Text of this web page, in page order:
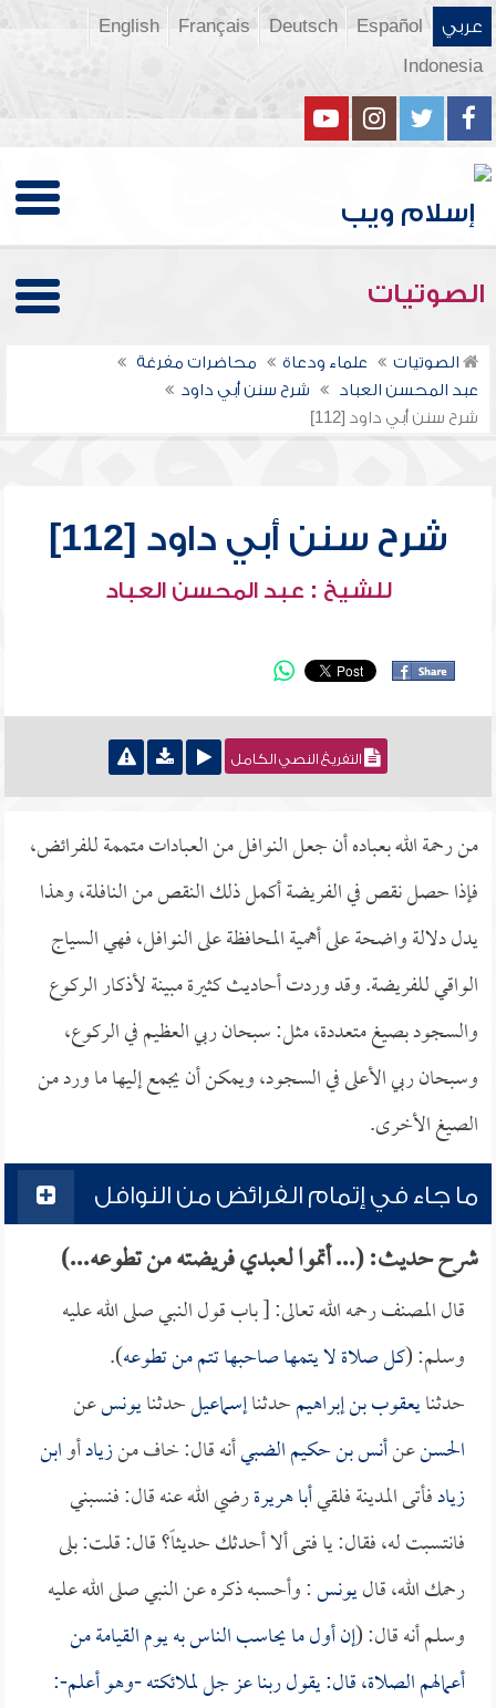
عربي Español
Deutsch
Français
English
Indonesia
الصوتيات
الصوتيات علماء ودعاة
محاضرات مفرغة
عبد المحسن العباد
شرح سنن أبي داود
شرح سنن أبي داود [112]
شرح سنن أبي داود [112]
للشيخ : عبد المحسن العباد
التفريغ النصي الكامل
من رحمة الله بعباده أن جعل النوافل من العبادات متممة للفرائض،
فإذا حصل نقص في الفريضة أكمل ذلك النقص من النافلة، وهذا
يدل دلالة واضحة على أهمية المحافظة على النوافل، فهي السياج
الواقي للفريضة. وقد وردت أحاديث كثيرة مبينة لأذكار الركوع
والسجود بصيغ متعددة، مثل: سبحان ربي العظيم في الركوع،
وسبحان ربي الأعلى في السجود، ويمكن أن يجمع إليها ما ورد من
الصيغ الأخرى.
ما جاء في إتمام الفرائض من النوافل
شرح حديث: (... أتموا لعبدي فريضته من تطوعه...)
قال المصنف رحمه الله تعالى: [ باب قول النبي صلى الله عليه
وسلم: (كل صلاة لا يتمها صاحبها تتم من تطوعه).
حدثنايعقوب بن إبراهيمحدثناإسماعيلحدثنايونسعن
الحسنعنأنس بن حكيم الضبيأنه قال: خاف منزيادأوابن
زيادفأتى المدينة فلقيأبا هريرةرضي الله عنه قال: فنسبني
فانتسبت له، فقال: يا فتى ألا أحدثك حديثاً؟ قال: قلت: بلى
رحمك الله، قاليونس: وأحسبه ذكره عن النبي صلى الله عليه
وسلم أنه قال: (إن أول ما يحاسب الناس به يوم القيامة من
أعمالهم الصلاة، قال: يقول ربنا عز جل لملائكته -وهو أعلم-: